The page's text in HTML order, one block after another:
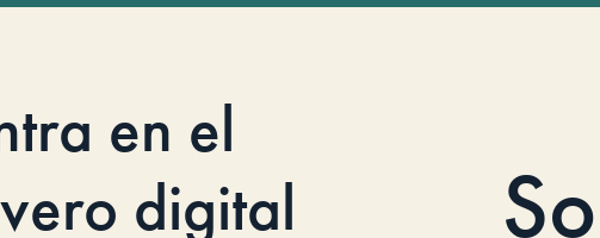
en el
digital